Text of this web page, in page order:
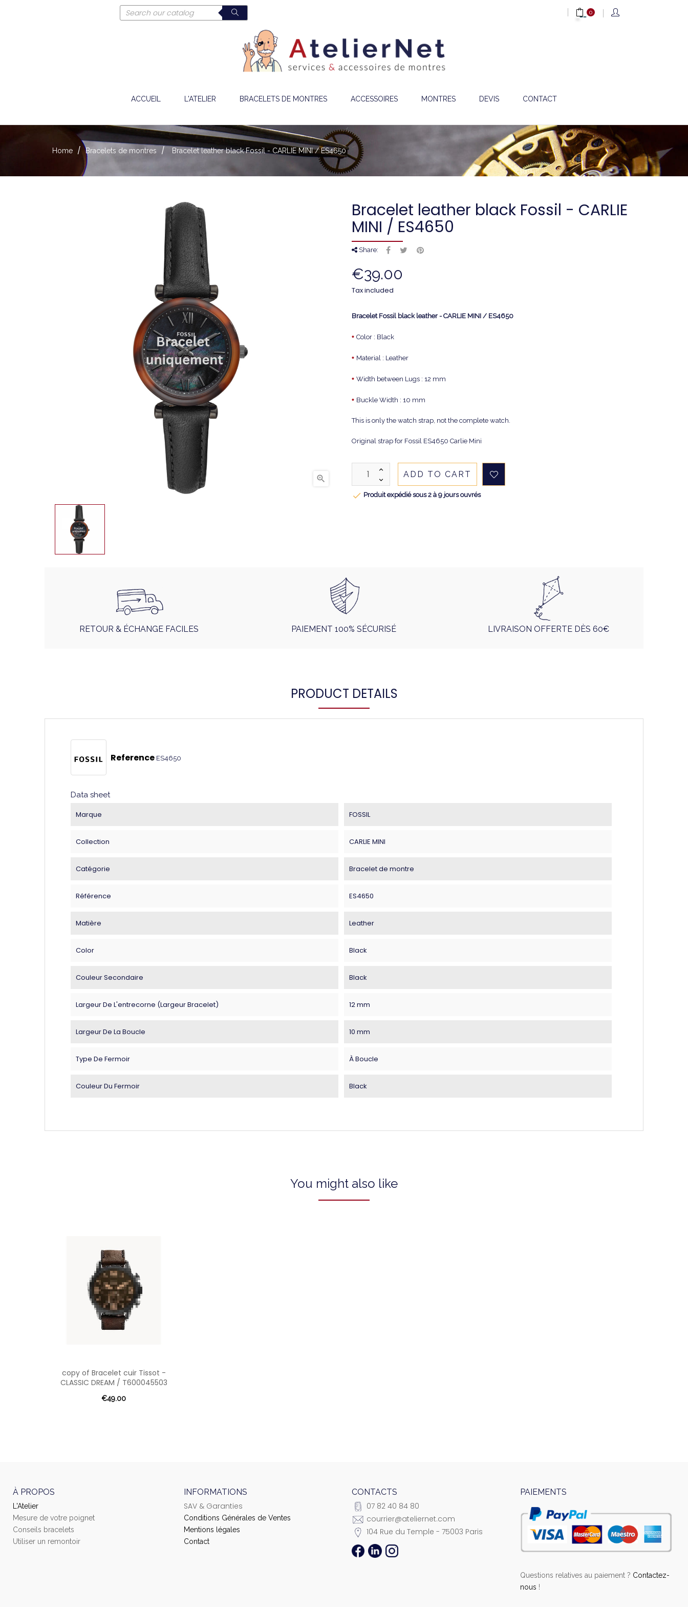
0
ACCUEIL L'ATELIER BRACELETS DE MONTRES ACCESSOIRES MONTRES DEVIS CONTACT
Home Bracelets de montres Bracelet leather black Fossil - CARLIE MINI / ES4650

Bracelet leather black Fossil - CARLIE
MINI / ES4650
Share:
€39.00
Tax included
Bracelet Fossil black leather - CARLIE MINI / ES4650
• Color : Black
• Material : Leather
• Width between Lugs : 12 mm
• Buckle Width : 10 mm
This is only the watch strap, not the complete watch.
Original strap for Fossil ES4650 Carlie Mini
ADD TO CART
 Produit expédié sous 2 à 9 jours ouvrés
RETOUR & ÉCHANGE FACILES PAIEMENT 100% SÉCURISÉ LIVRAISON OFFERTE DÈS 60€
PRODUCT DETAILS
Reference ES4650
Data sheet
Marque FOSSIL
Collection CARLIE MINI
Catégorie Bracelet de montre
Référence ES4650
Matière Leather
Color Black
Couleur Secondaire Black
Largeur De L'entrecorne (largeur Bracelet) 12 mm
Largeur De La Boucle 10 mm
Type De Fermoir À Boucle
Couleur Du Fermoir Black
You might also like
copy of Bracelet cuir Tissot -
CLASSIC DREAM / T600045503
€49.00
À PROPOS
L'Atelier
Mesure de votre poignet
Conseils bracelets
Utiliser un remontoir
INFORMATIONS
SAV & Garanties
Conditions Générales de Ventes
Mentions légales
Contact
CONTACTS
07 82 40 84 80
courrier@ateliernet.com
104 Rue du Temple - 75003 Paris
PAIEMENTS
Questions relatives au paiement ? Contactez-
nous !